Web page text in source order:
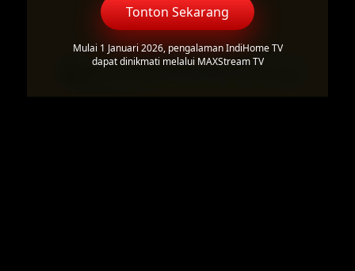
Tonton Sekarang
Mulai 1 Januari 2026, pengalaman IndiHome TV
dapat dinikmati melalui MAXStream TV